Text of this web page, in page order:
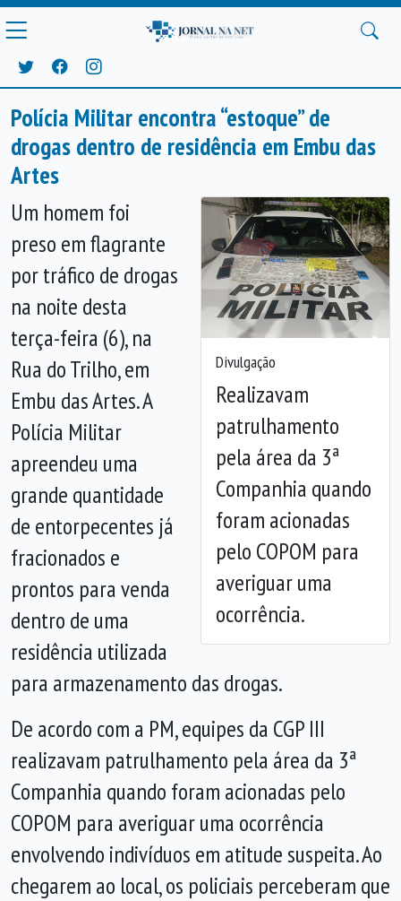
Polícia Militar encontra “estoque” de
drogas dentro de residência em Embu das
Artes
Divulgação
Realizavam
patrulhamento
pela área da 3ª
Companhia quando
foram acionadas
pelo COPOM para
averiguar uma
ocorrência.
Anterior
Um homem foi
preso em flagrante
por tráfico de drogas
na noite desta
terça-feira (6), na
Rua do Trilho, em
Embu das Artes. A
Polícia Militar
apreendeu uma
grande quantidade
de entorpecentes já
fracionados e
prontos para venda
dentro de uma
residência utilizada
para armazenamento das drogas.
De acordo com a PM, equipes da CGP III
realizavam patrulhamento pela área da 3ª
Companhia quando foram acionadas pelo
COPOM para averiguar uma ocorrência
envolvendo indivíduos em atitude suspeita. Ao
chegarem ao local, os policiais perceberam que